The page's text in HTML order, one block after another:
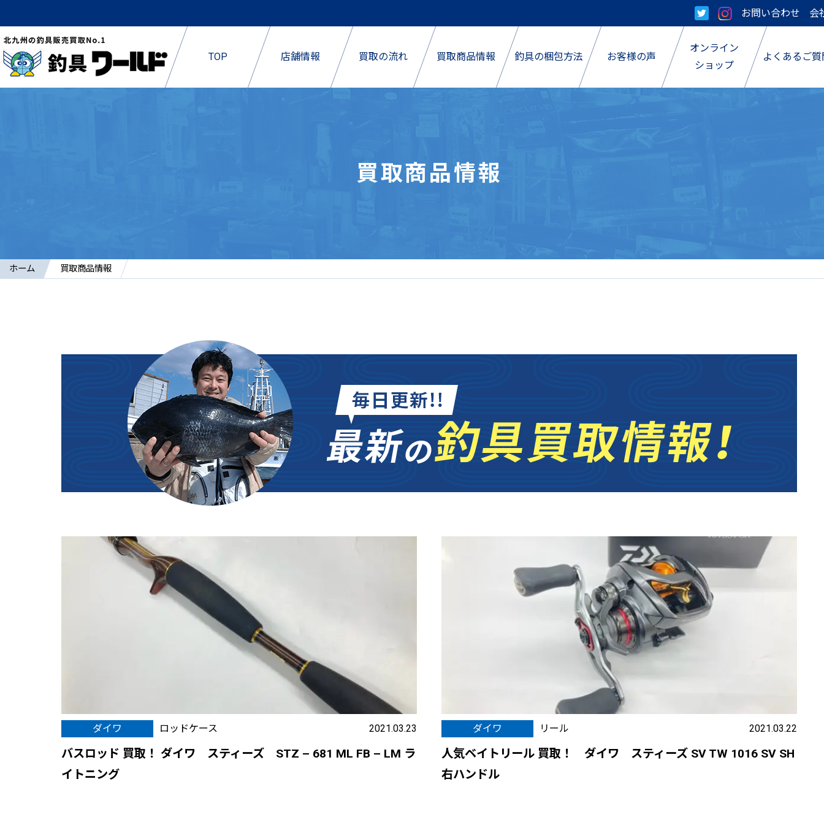
お問い合わせ 会
TOP 店舗情報 買取の流れ 買取商品情報 釣具の梱包方法 お客様の声
オンライン
ショップ
よくあるご質
買取商品情報
ホーム 買取商品情報
ダイワ ロッドケース 2021.03.23
バスロッド 買取！ ダイワ スティーズ STZ – 681 ML FB – LM ラ
イトニング
ダイワ リール 2021.03.22
人気ベイトリール 買取！ ダイワ スティーズ SV TW 1016 SV SH
右ハンドル